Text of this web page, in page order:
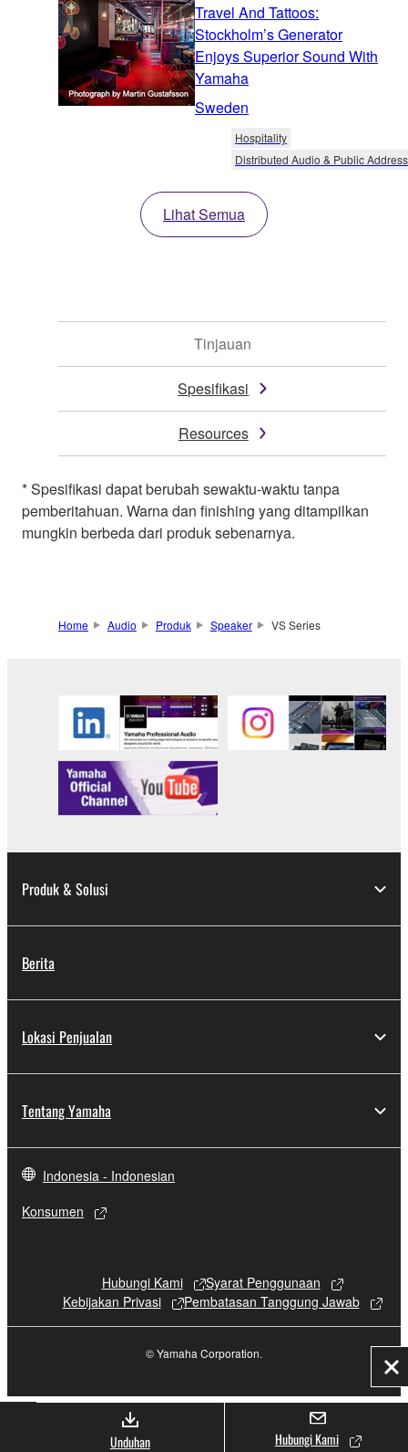
Travel And Tattoos:
Stockholm’s Generator
Enjoys Superior Sound With
Yamaha
Sweden
Hospitality
Distributed Audio & Public Address
Lihat Semua
Tinjauan
Spesifikasi
Resources
* Spesifikasi dapat berubah sewaktu-waktu tanpa
pemberitahuan. Warna dan finishing yang ditampilkan
mungkin berbeda dari produk sebenarnya.
Unduhan Hubungi Kami
Home Audio Produk Speaker VS Series
Produk & Solusi
Berita
Lokasi Penjualan
Tentang Yamaha
Indonesia - Indonesian
Konsumen
Hubungi Kami
Syarat Penggunaan
Kebijakan Privasi
Pembatasan Tanggung Jawab
© Yamaha Corporation.